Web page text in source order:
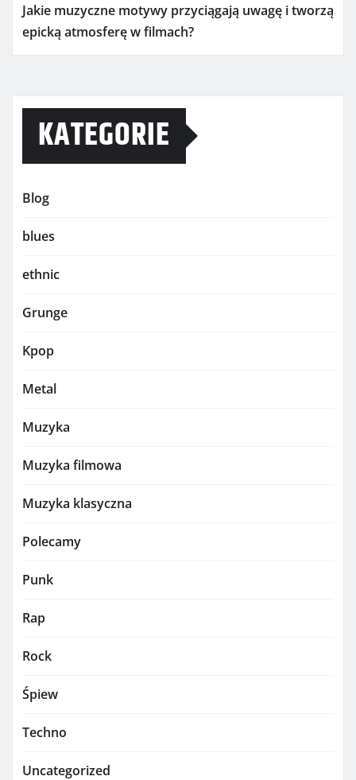
Jakie muzyczne motywy przyciągają uwagę i tworzą
epicką atmosferę w filmach?
KATEGORIE
Blog
blues
ethnic
Grunge
Kpop
Metal
Muzyka
Muzyka filmowa
Muzyka klasyczna
Polecamy
Punk
Rap
Rock
Śpiew
Techno
Uncategorized